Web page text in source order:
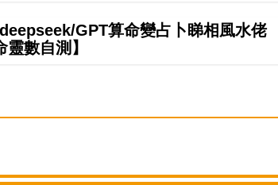
GPT算命變占卜睇相風水佬
靈數自測】